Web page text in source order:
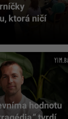
ktorá ničí
hodnotu